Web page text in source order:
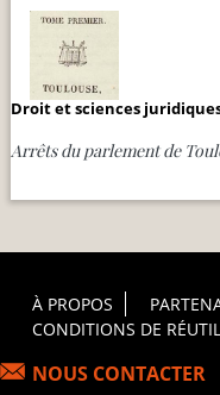
Droit et sciences
Arrêts du parlement de
Footer
À PROPOS
CONDITIONS DE
NOUS CONTACTER